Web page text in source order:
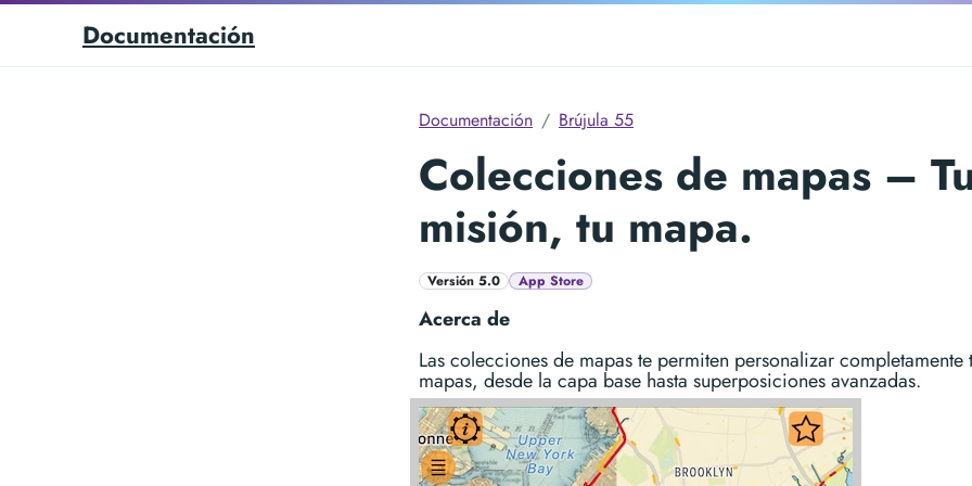
Documentación
Documentación Brújula 55
Colecciones de mapas –
misión, tu mapa.
Versión 5.0 App Store
Acerca de
Las colecciones de mapas te permiten personalizar completamente
mapas, desde la capa base hasta superposiciones avanzadas.